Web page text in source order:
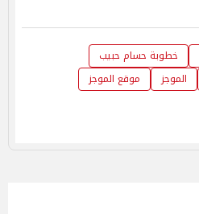
خطوبة حسام حبيب
الموجز
موقع الموجز